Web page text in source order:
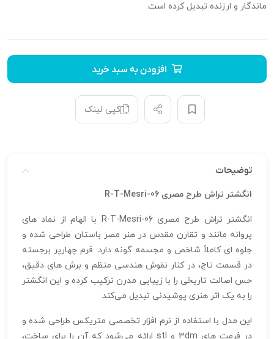
ماندگار و ارزنده تبدیل کرده است.
افزودن به سبد خرید
کپی لینک
توضیحات
انگشتر تراش طرح مصری R-T-Mesri-06
انگشتر تراش طرح مصری R-T-Mesri-06 با الهام از نماد های
پروانه مانند و تقارن مقدس در هنر مصر باستان طراحی شده و
جلوه‌ ای کاملاً شاخص و مجسمه‌ گونه دارد. فرم چهارپر برجسته
در قسمت تاج، در کنار نقوش هندسی منظم و برش‌ های دقیق،
حس اصالت تاریخی را با زیبایی مدرن ترکیب کرده و این انگشتر
را به یک اثر هنری پوشیدنی تبدیل می‌کند.
این مدل با استفاده از نرم‌ افزار تخصصی متریکس طراحی شده و
در فرمت‌ های 3dm و stl ارائه می‌شود که آن را برای ساخت،